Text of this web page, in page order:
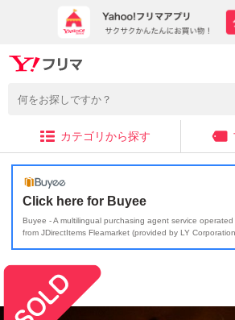
カテゴリから探す
Click here for Buyee
Buyee - A multilingual purchasing agent service
from JDirectItems Fleamarket (provided by LY